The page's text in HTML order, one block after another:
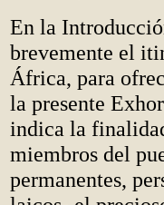
En la
brevemente el
África, para
la presente
indica la
miembros del
permanentes,